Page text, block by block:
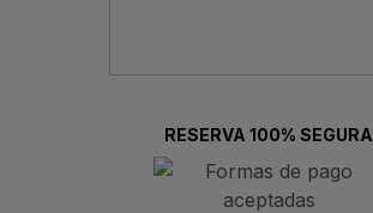
RESERVA 100% SEGURA